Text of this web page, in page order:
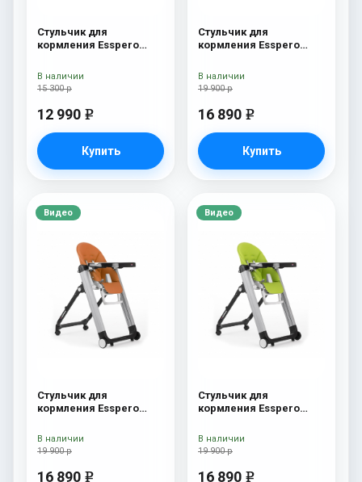
Стульчик для
кормления Esspero
15 300 р
12 990 e
Купить
В наличии
Стульчик для
кормления Esspero
19 900 р
16 890 e
Купить
В наличии
Видео
Стульчик для
кормления Esspero
19 900 р
16 890 e
В наличии
Видео
Стульчик для
кормления Esspero
19 900 р
16 890 e
В наличии